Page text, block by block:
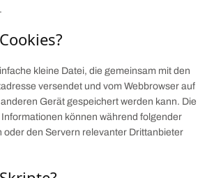
kleine Datei, die gemeinsam mit den
versendet und vom Webbrowser auf
Gerät gespeichert werden kann. Die
können während folgender
oder den Servern relevanter Drittanbieter